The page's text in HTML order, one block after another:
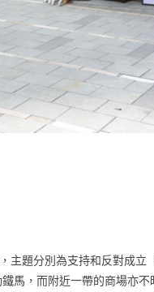
主題分別為支持和反對成立
馬，而附近一帶的商場亦不